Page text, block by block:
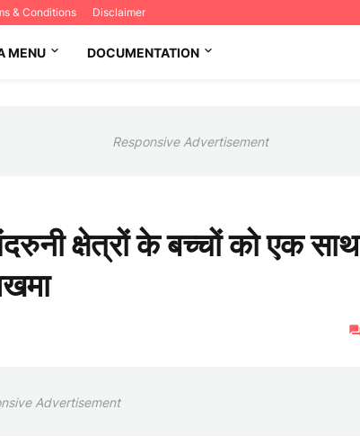
& Conditions Disclaimer
MENU DOCUMENTATION
Responsive Advertisement
क्षेत्रों के बच्चों को एक साथ
Advertisement